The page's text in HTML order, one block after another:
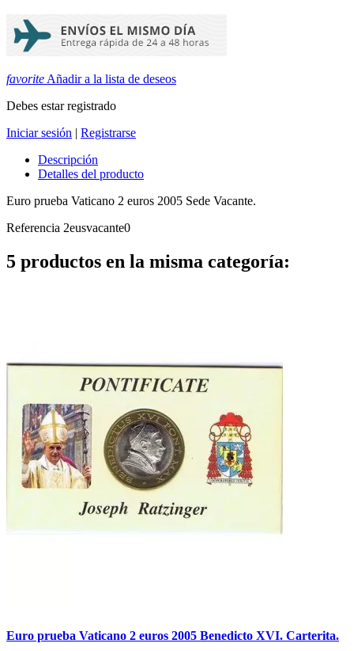
favorite Añadir a la lista de deseos
Debes estar registrado
Iniciar sesión | Registrarse
Descripción
Detalles del producto
Euro prueba Vaticano 2 euros 2005 Sede Vacante.
Referencia 2eusvacante0
5 productos en la misma categoría:
Euro prueba Vaticano 2 euros 2005 Benedicto XVI. Carterita.